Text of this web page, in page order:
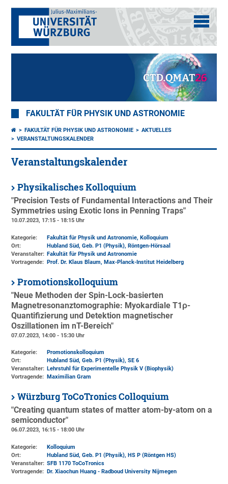
FAKULTÄT FÜR PHYSIK UND ASTRONOMIE
FAKULTÄT FÜR PHYSIK UND ASTRONOMIE
AKTUELLES
VERANSTALTUNGSKALENDER
Veranstaltungskalender
Physikalisches Kolloquium
"Precision Tests of Fundamental Interactions and Their
Symmetries using Exotic Ions in Penning Traps"
10.07.2023, 17:15 - 18:15 Uhr
Kategorie:
Fakultät für Physik und Astronomie, Kolloquium
Ort:
Hubland Süd, Geb. P1 (Physik), Röntgen-Hörsaal
Veranstalter: Fakultät für Physik und Astronomie
Vortragende: Prof. Dr. Klaus Blaum, Max-Planck-Institut Heidelberg
Promotionskolloquium
"Neue Methoden der Spin-Lock-basierten
Magnetresonanztomographie: Myokardiale T1ρ-
Quantifizierung und Detektion magnetischer
Oszillationen im nT-Bereich"
07.07.2023, 14:00 - 15:30 Uhr
Kategorie:
Promotionskolloquium
Ort:
Hubland Süd, Geb. P1 (Physik), SE 6
Veranstalter: Lehrstuhl für Experimentelle Physik V (Biophysik)
Vortragende:
Maximilian Gram
Würzburg ToCoTronics Colloquium
"Creating quantum states of matter atom-by-atom on a
semiconductor"
06.07.2023, 16:15 - 18:00 Uhr
Kategorie:
Kolloquium
Ort:
Hubland Süd, Geb. P1 (Physik), HS P (Röntgen HS)
Veranstalter: SFB 1170 ToCoTronics
Vortragende: Dr. Xiaochun Huang - Radboud University Nijmegen